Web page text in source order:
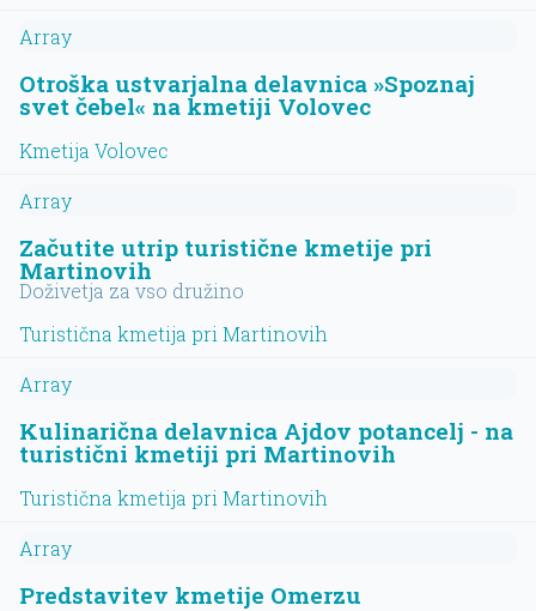
Array
Otroška ustvarjalna delavnica »Spoznaj
svet čebel« na kmetiji Volovec
Kmetija Volovec
Array
Začutite utrip turistične kmetije pri
Martinovih
Doživetja za vso družino
Turistična kmetija pri Martinovih
Array
Kulinarična delavnica Ajdov potancelj - na
turistični kmetiji pri Martinovih
Turistična kmetija pri Martinovih
Array
Predstavitev kmetije Omerzu